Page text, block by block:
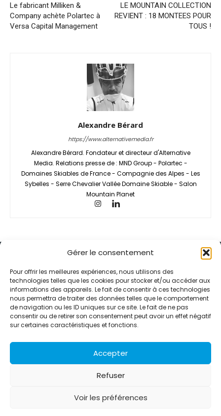
Gérer le consentement
Pour offrir les meilleures expériences, nous utilisons des
technologies telles que les cookies pour stocker et/ou accéder aux
informations des appareils. Le fait de consentir à ces technologies
nous permettra de traiter des données telles que le comportement
de navigation ou les ID uniques sur ce site. Le fait de ne pas
consentir ou de retirer son consentement peut avoir un effet négatif
sur certaines caractéristiques et fonctions.
Accepter
Refuser
Voir les préférences
Le fabricant Milliken &
Company achète Polartec à
Versa Capital Management
LE MOUNTAIN COLLECTION
REVIENT : 18 MONTEES POUR
TOUS !
Alexandre Bérard
https://www.alternativemedia.fr
Alexandre Bérard. Fondateur et directeur d'Alternative
Media. Relations presse de : MND Group - Polartec -
Domaines Skiables de France - Compagnie des Alpes - Les
Sybelles - Serre Chevalier Vallée Domaine Skiable - Salon
Mountain Planet
Alternative Média est une agence de relations presse et de
relations publiques basée à Grenoble. Depuis 1995, elle conçoit et
pilote des stratégies de visibilité en France et à l’international
grâce à un réseau d’agences partenaires.